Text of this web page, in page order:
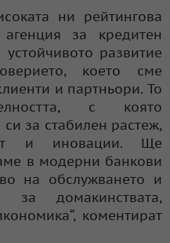
ни рейтингова
за кредитен
развитие
което сме
и партньори. То
с която
си за стабилен растеж,
и иновации. Ще
в модерни банкови
на обслужването и
за домакинствата,
коментират